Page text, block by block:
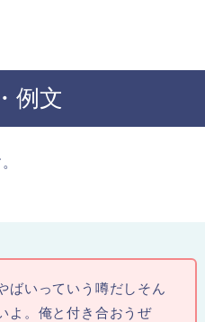
例文
ばいっていう噂だしそん
よ。俺と付き合おうぜ